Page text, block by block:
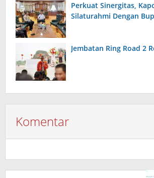
Perkuat Sinergitas,
Silaturahmi Dengan
Jembatan Ring Road 2
Komentar